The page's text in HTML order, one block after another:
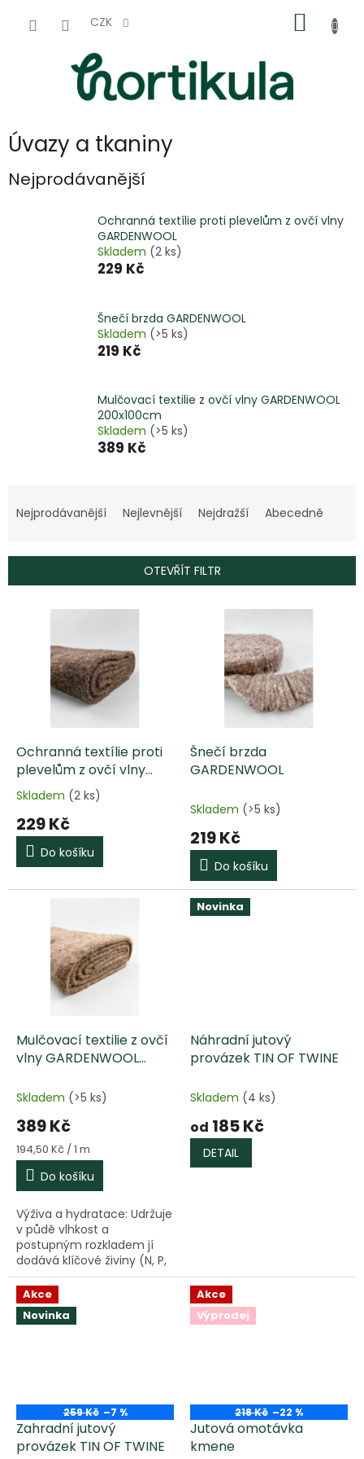
CZK
KOŠÍK
Úvazy a tkaniny
Nejprodávanější
Ochranná textílie proti plevelům z ovčí vlny
GARDENWOOL
Skladem (2 ks)
229 Kč
Šnečí brzda GARDENWOOL
Skladem (>5 ks)
219 Kč
Mulčovací textilie z ovčí vlny GARDENWOOL
200x100cm
Skladem (>5 ks)
389 Kč
a
í
Nejprodávanější Nejlevnější Nejdražší Abecedně
OTEVŘÍT FILTR
dOchranná textílie proti
plevelům z ovčí vlny
GARDENWOOL
Průměrné
hodnocení
produktu
5,0
5
Skladem (2 ks)
229 Kč
Do košíku
Šnečí brzda
GARDENWOOL
Skladem (>5 ks)
219 Kč
Do košíku
Mulčovací textilie z ovčí
vlny GARDENWOOL
Skladem (>5 ks)
389 Kč
Měrná
cena:
194,50 Kč / 1 m
Do košíku
Výživa a hydratace: Udržuje
v půdě vlhkost a
postupným rozkladem jí
dodává klíčové živiny (N, P,
K) pro zdravý růst rostlin.
Ochrana proti slimákům:
Na povrchu funguje jako...
Novinka
Náhradní jutový
provázek TIN OF TWINE
Skladem (4 ks)
od 185 Kč
DETAIL
Akce
Novinka
259 Kč –7 %
Zahradní jutový
provázek TIN OF TWINE
Akce
Výprodej
218 Kč –22 %
Jutová omotávka
kmene